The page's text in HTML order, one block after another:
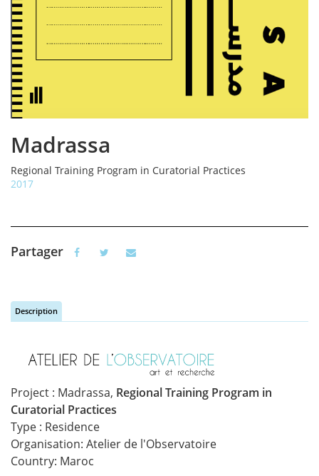
Madrassa
Regional Training Program in Curatorial Practices
2017
Partager
Vertical Tabs
Description
(active tab)
Project : Madrassa, Regional Training Program in
Curatorial Practices
Type : Residence
Organisation: Atelier de l'Observatoire
Country: Maroc